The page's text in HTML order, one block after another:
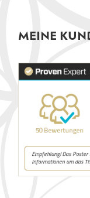
MEINE